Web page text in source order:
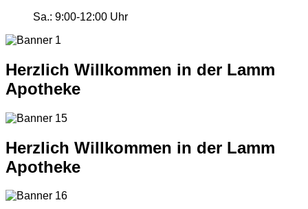
Sa.: 9:00-12:00 Uhr
Herzlich Willkommen in der Lamm
Apotheke
Herzlich Willkommen in der Lamm
Apotheke